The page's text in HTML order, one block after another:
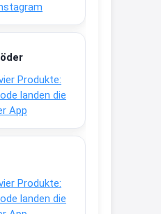
Produkte:
landen die
App
Produkte:
landen die
vorteile/coupons/...